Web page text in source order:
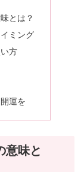
とは？
ミング
方
運を
意味と